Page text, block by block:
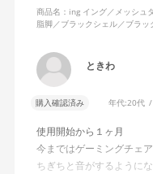
商品名：ing イング／メッシュ
脂脚／ブラックシェル／ブラ
ときわ
購入確認済み 年代:20代
使用開始から１ヶ月
今まではゲーミングチェ
ちぎちと音がするように